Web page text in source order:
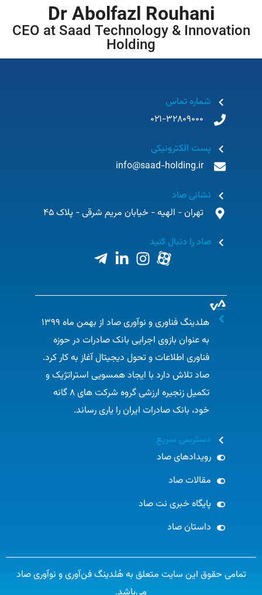
Dr Abolfazl Rouhani
CEO at Saad Technology & Innovation
Holding
شماره تماس
021-32809000
پست الکترونیکی
info@saad-holding.ir
نشانی صاد
تهران - الهیه - خیابان مریم شرقی - پلاک 45
صاد را دنبال کنید
هلدینگ فناوری و نوآوری صاد از بهمن ماه ۱۳۹۹
به عنوان بازوی اجرایی بانک صادرات در حوزه
فناوری اطلاعات و تحول دیجیتال آغاز به کار کرد.
صاد تلاش دارد با ایجاد همسویی استراتژیک و
تکمیل زنجیره ارزشی گروه شرکت های ۸ گانه
خود، بانک صادرات ایران را یاری رساند.​
دسترسی سریع
رویدادهای صاد
مقالات صاد
پایگاه خبری نت صاد
داستان صاد
تمامی حقوق این سایت متعلق به هُلدینگ فن‌آوری و نوآوری صاد